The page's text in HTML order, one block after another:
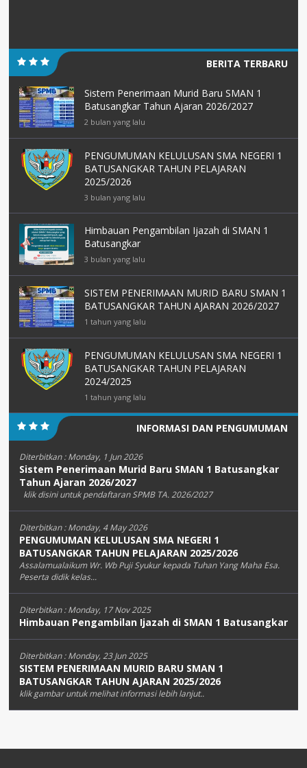
BERITA TERBARU
Sistem Penerimaan Murid Baru SMAN 1
Batusangkar Tahun Ajaran 2026/2027
2 bulan yang lalu
PENGUMUMAN KELULUSAN SMA NEGERI 1
BATUSANGKAR TAHUN PELAJARAN
2025/2026
3 bulan yang lalu
Himbauan Pengambilan Ijazah di SMAN 1
Batusangkar
3 bulan yang lalu
SISTEM PENERIMAAN MURID BARU SMAN 1
BATUSANGKAR TAHUN AJARAN 2026/2027
1 tahun yang lalu
PENGUMUMAN KELULUSAN SMA NEGERI 1
BATUSANGKAR TAHUN PELAJARAN
2024/2025
1 tahun yang lalu
INFORMASI DAN PENGUMUMAN
Diterbitkan :Monday, 1 Jun 2026
Sistem Penerimaan Murid Baru SMAN 1 Batusangkar
Tahun Ajaran 2026/2027
klik disini untuk pendaftaran SPMB TA. 2026/2027
Diterbitkan :Monday, 4 May 2026
PENGUMUMAN KELULUSAN SMA NEGERI 1
BATUSANGKAR TAHUN PELAJARAN 2025/2026
Assalamualaikum Wr. Wb Puji Syukur kepada Tuhan Yang Maha Esa.
Peserta didik kelas...
Diterbitkan :Monday, 17 Nov 2025
Himbauan Pengambilan Ijazah di SMAN 1 Batusangkar
Diterbitkan :Monday, 23 Jun 2025
SISTEM PENERIMAAN MURID BARU SMAN 1
BATUSANGKAR TAHUN AJARAN 2025/2026
klik gambar untuk melihat informasi lebih lanjut..